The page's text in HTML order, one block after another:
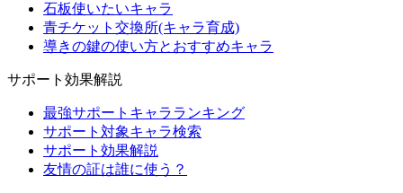
石板使いたいキャラ
青チケット交換所(キャラ育成)
導きの鍵の使い方とおすすめキャラ
サポート効果解説
最強サポートキャラランキング
サポート対象キャラ検索
サポート効果解説
友情の証は誰に使う？